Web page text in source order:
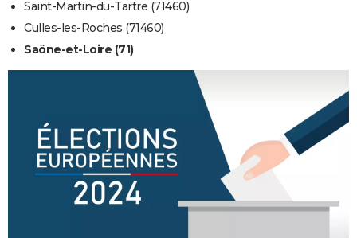
Saint-Martin-du-Tartre (71460)
Culles-les-Roches (71460)
Saône-et-Loire (71)